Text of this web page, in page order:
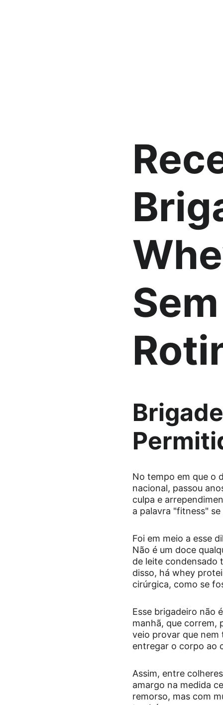
No tempo em que o
nacional, passou
culpa e
a palavra "fitness"
Foi em meio a esse
Não é um doce
de leite condensado
disso, há whey
cirúrgica, como se
Esse brigadeiro não
manhã, que correm,
veio provar que nem
entregar o corpo ao
Assim, entre
amargo na medida
remorso, mas com